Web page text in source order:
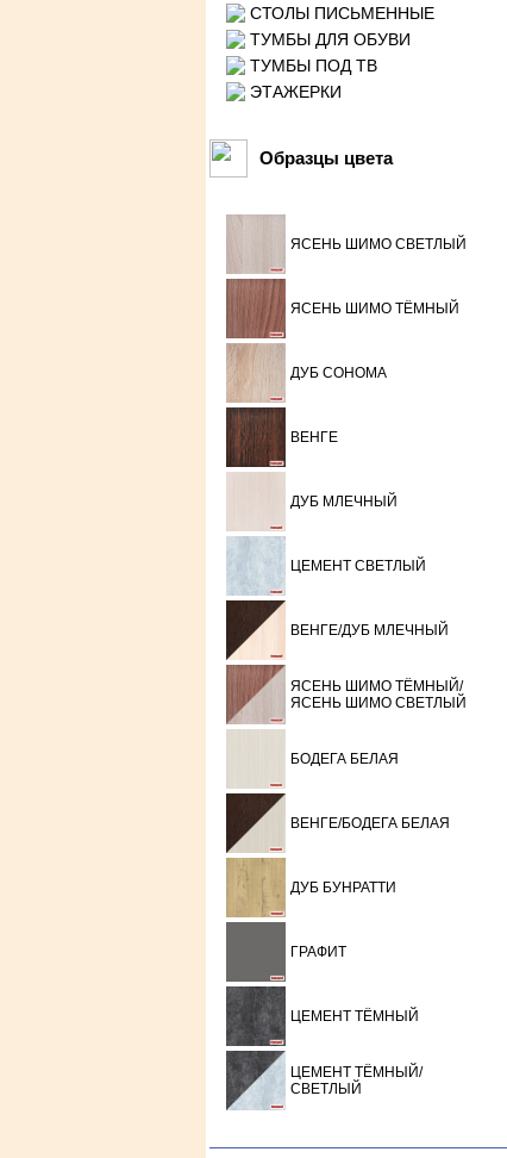
СТОЛЫ ПИСЬМЕННЫЕ
ТУМБЫ ДЛЯ ОБУВИ
ТУМБЫ ПОД ТВ
ЭТАЖЕРКИ
Образцы цвета
ЯСЕНЬ ШИМО СВЕТЛЫЙ
ЯСЕНЬ ШИМО ТЁМНЫЙ
ДУБ СОНОМА
ВЕНГЕ
ДУБ МЛЕЧНЫЙ
ЦЕМЕНТ СВЕТЛЫЙ
ВЕНГЕ/ДУБ МЛЕЧНЫЙ
ЯСЕНЬ ШИМО ТЁМНЫЙ/
ЯСЕНЬ ШИМО СВЕТЛЫЙ
БОДЕГА БЕЛАЯ
ВЕНГЕ/БОДЕГА БЕЛАЯ
ДУБ БУНРАТТИ
ГРАФИТ
ЦЕМЕНТ ТЁМНЫЙ
ЦЕМЕНТ ТЁМНЫЙ/
СВЕТЛЫЙ